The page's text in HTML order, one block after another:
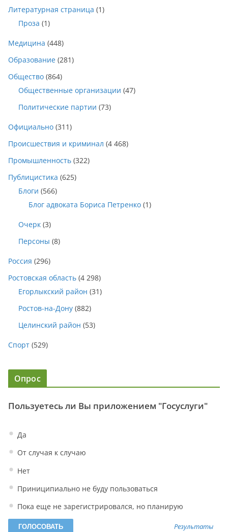
Литературная страница (1)
Проза (1)
Медицина (448)
Образование (281)
Общество (864)
Общественные организации (47)
Политические партии (73)
Официально (311)
Происшествия и криминал (4 468)
Промышленность (322)
Публицистика (625)
Блоги (566)
Блог адвоката Бориса Петренко (1)
Очерк (3)
Персоны (8)
Россия (296)
Ростовская область (4 298)
Егорлыкский район (31)
Ростов-на-Дону (882)
Целинский район (53)
Спорт (529)
Опрос
Пользуетесь ли Вы приложением "Госуслуги"
Да
От случая к случаю
Нет
Приниципиально не буду пользоваться
Пока еще не зарегистрировался, но планирую
Результаты